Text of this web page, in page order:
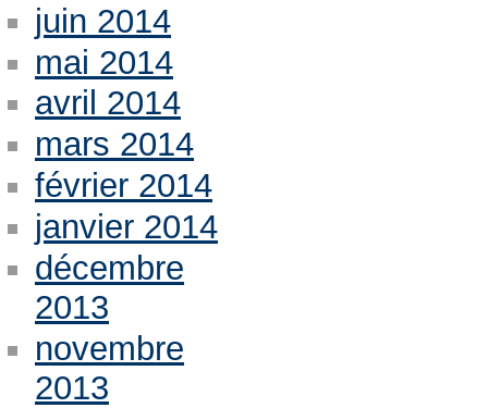
juin 2014
mai 2014
avril 2014
mars 2014
février 2014
janvier 2014
décembre
2013
novembre
2013